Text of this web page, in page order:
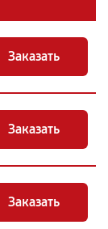
Заказать
Заказать
Заказать